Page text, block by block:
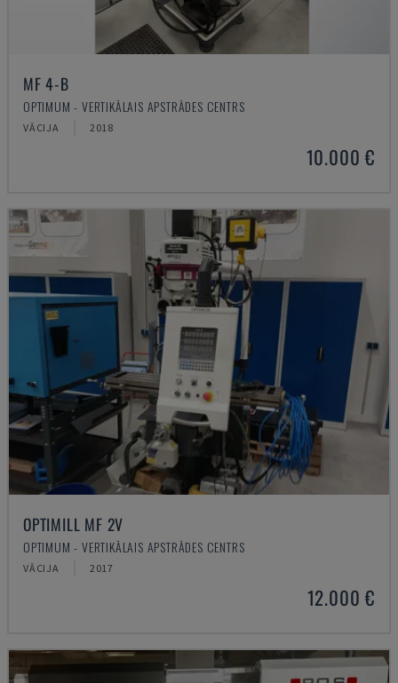
MF 4-B
OPTIMUM - VERTIKĀLAIS APSTRĀDES CENTRS
VĀCIJA 2018
10.000 €
OPTIMILL MF 2V
OPTIMUM - VERTIKĀLAIS APSTRĀDES CENTRS
VĀCIJA 2017
12.000 €